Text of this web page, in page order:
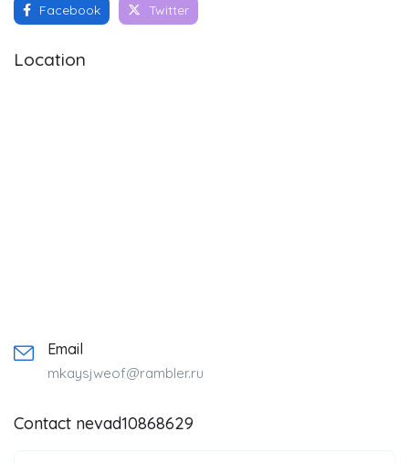
Facebook Twitter
Location
Email
mkaysjweof@rambler.ru
Contact nevad10868629